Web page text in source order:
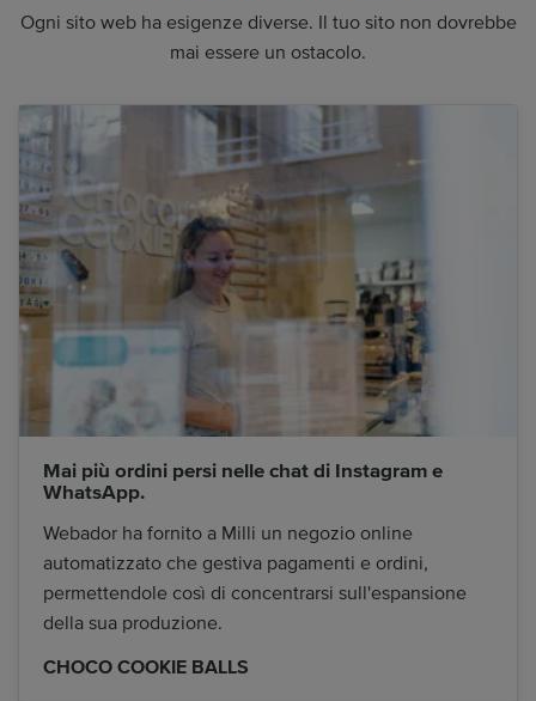
Ogni sito web ha esigenze diverse. Il tuo sito non dovrebbe
mai essere un ostacolo.
Mai più ordini persi nelle chat di Instagram e
WhatsApp.
Webador ha fornito a Milli un negozio online
automatizzato che gestiva pagamenti e ordini,
permettendole così di concentrarsi sull'espansione
della sua produzione.
CHOCO COOKIE BALLS